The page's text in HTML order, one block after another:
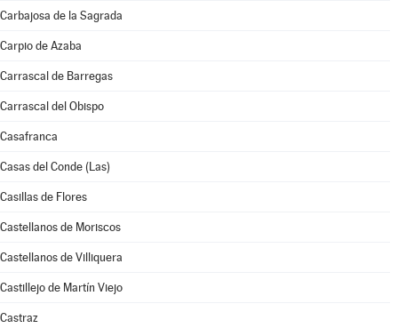
Carbajosa de la Sagrada
Carpio de Azaba
Carrascal de Barregas
Carrascal del Obispo
Casafranca
Casas del Conde (Las)
Casillas de Flores
Castellanos de Moriscos
Castellanos de Villiquera
Castillejo de Martín Viejo
Castraz